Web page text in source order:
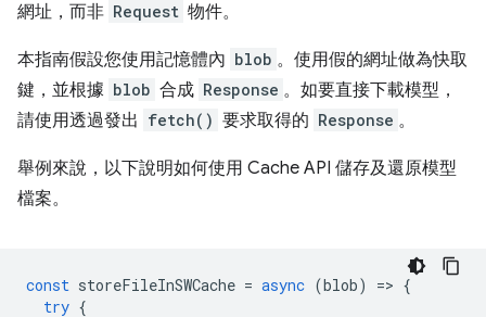
網址，而非 Request 物件。
本指南假設您使用記憶體內 blob 。使用假的網址做為快取
鍵，並根據 blob 合成 Response 。如要直接下載模型，
請使用透過發出 fetch() 要求取得的 Response 。
舉例來說，以下說明如何使用 Cache API 儲存及還原模型
檔案。
const storeFileInSWCache = async (blob) => {
try {